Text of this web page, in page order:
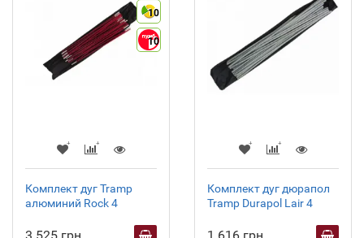
10
10
Комплект дуг Tramp
алюминий Rock 4
Комплект дуг дюрапол
Tramp Durapol Lair 4